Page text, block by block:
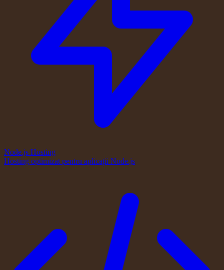
Node.js Hosting
Hosting optimizat pentru aplicații Node.js